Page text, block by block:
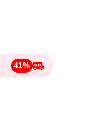
41%